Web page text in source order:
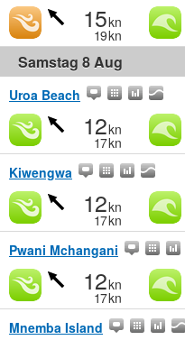
15kn
19kn
Samstag 8 Aug
Uroa Beach
12kn
17kn
Kiwengwa
12kn
17kn
Pwani Mchangani
12kn
17kn
Mnemba Island